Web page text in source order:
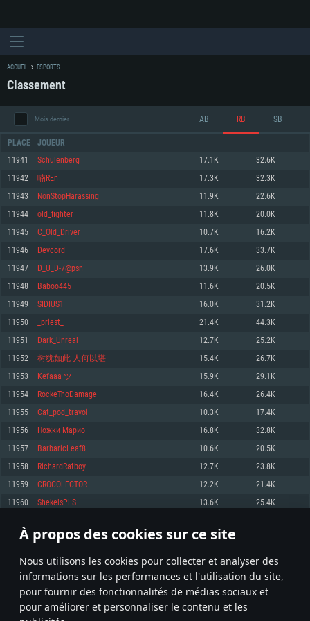
À propos des cookies sur ce site
Nous utilisons les cookies pour collecter et analyser des
informations sur les performances et l'utilisation du site,
pour fournir des fonctionnalités de médias sociaux et
pour améliorer et personnaliser le contenu et les
CONFIGURATION SYSTÈME REQUISE
Minimum
OS: Windows 10 (64 bit)
Processeur: Dual-Core 2.2 GHz
Mémoire: 4 GB
Carte graphique supportant DirectX 11: AMD Radeon 77XX / NVIDIA
GeForce GTX 660. La résolution minimale supportée par le jeu est de 720p
Connection: Connexion Internet à haut débit
Disque dur: 23.1 Go (client minimal)
Recommandée
1060 et plus, Radeon RX 570 et plus.
Disque dur: 75.9 Go (client complet)
Minimum
OS: Mac OS Big Sur 11.0 ou plus récent
Processeur: Core i5, minimum 2.2GHz (Les processeurs Intel Xeon ne sont
pas supportés)
Mémoire: 6 GB
Carte graphique: Intel Iris Pro 5200 (Mac), ou analogue AMD/Nvidia. La
résolution minimale supportée par le jeu est de 720p.
Connection: Connexion Internet à haut débit
Disque dur: 62,2 Go (client minimal)
Recommandée
OS: Mac OS Big Sur 11.0 ou plus récent
Processeur: Core i7 (Les processeurs Intel Xeon ne sont pas supportés)
Mémoire: 8 GB
Carte graphique: Radeon Vega II ou plus avec support de Metal
Disque dur: 62,2 Go (client complet)
Minimum
OS: Les configurations Linux 64 bits les plus modernes
Processeur: Dual-Core 2.4 GHz
Mémoire: 4 GB
Carte graphique: NVIDIA 660 avec les derniers drivers (moins de 6 mois) /
de même pour AMD (La résolution minimale supportée par le jeu est de
720p)
Connection: Connexion Internet à haut débit
Disque dur: 62,2 Go (client minimal)
Recommandée
OS: Ubuntu 20.04 64bit
Processeur: Intel Core i7
Mémoire: 8 GB
Carte graphique: NVIDIA 1060 avec les derniers drivers (moins de 6 mois) /
6 mois et supportant Vulkan
Connection: Connexion Internet à haut débit
Disque dur: 60,2 Go (client complet)
ACCUEIL ESPORTS
Classement
Mois dernier AB RB SB
PLACE JOUEUR
11941 Schulenberg 17.1K 32.6K
11942 喃REn 17.3K 32.3K
11943 NonStopHarassing 11.9K 22.6K
11944 old_fighter 11.8K 20.0K
11945 C_Old_Driver 10.7K 16.2K
11946 Devcord 17.6K 33.7K
11947 D_U_D-7@psn 13.9K 26.0K
11948 Baboo445 11.6K 20.5K
11949 SIDIUS1 16.0K 31.2K
11950 _priest_ 21.4K 44.3K
11951 Dark_Unreal 12.7K 25.2K
11952 树犹如此 人何以堪 15.4K 26.7K
11953 Kefaaa ツ 15.9K 29.1K
11954 RockeTnoDamage 16.4K 26.4K
11955 Cat_pod_travoi 10.3K 17.4K
11956 Ножки Марио 16.8K 32.8K
11957 BarbaricLeaf8 10.6K 20.5K
11958 RichardRatboy 12.7K 23.8K
11959 CROCOLECTOR 12.2K 21.4K
11960 ShekelsPLS 13.6K 25.4K
* Classement mis à jour quotidiennement
597 598 599 698